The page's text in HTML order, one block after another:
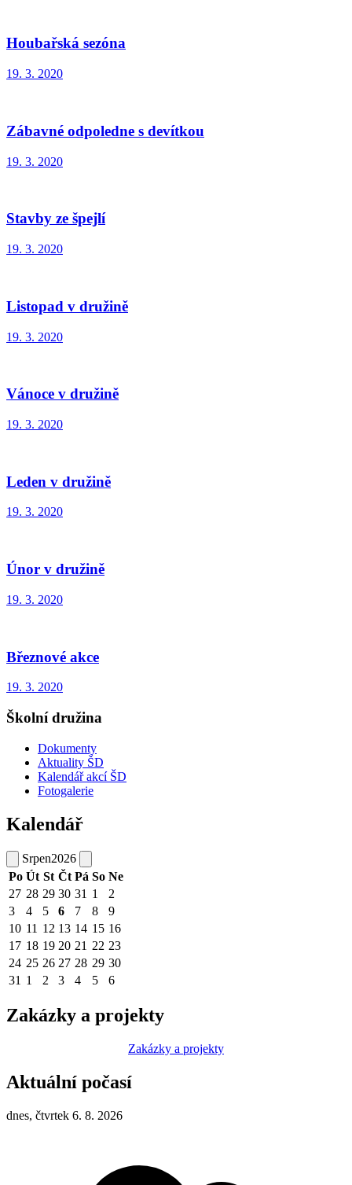
Houbařská sezóna
19. 3. 2020
Zábavné odpoledne s devítkou
19. 3. 2020
Stavby ze špejlí
19. 3. 2020
Listopad v družině
19. 3. 2020
Vánoce v družině
19. 3. 2020
Leden v družině
19. 3. 2020
Únor v družině
19. 3. 2020
Březnové akce
19. 3. 2020
Školní družina
Dokumenty
Aktuality ŠD
Kalendář akcí ŠD
Fotogalerie
Kalendář
Srpen2026
Po Út St Čt Pá So Ne
27 28 29 30 31 1
2
3
4 5 6 7 8
9
10 11 12 13 14 15 16
17 18 19 20 21 22 23
24 25 26 27 28 29 30
31 1 2 3 4 5 6
Zakázky a projekty
Zakázky a projekty
Aktuální počasí
dnes, čtvrtek 6. 8. 2026